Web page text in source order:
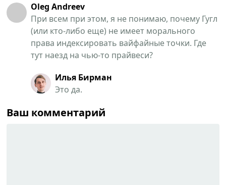
Oleg Andreev
При всем при этом, я не понимаю, почему Гугл
(или кто-либо еще) не имеет морального
права индексировать вайфайные точки. Где
тут наезд на чью-то прайвеси?
Илья Бирман
Это да.
Ваш комментарий